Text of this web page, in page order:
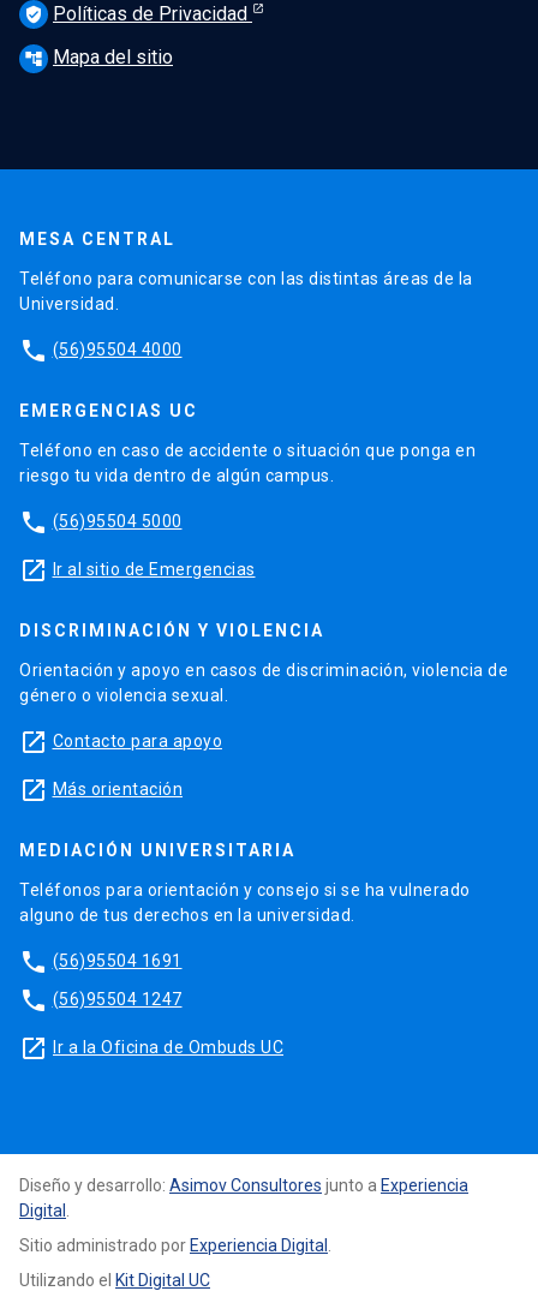
verified_user Políticas de Privacidad
account_tree Mapa del sitio
MESA CENTRAL
Teléfono para comunicarse con las distintas áreas de la
Universidad.
phone (56)95504 4000
EMERGENCIAS UC
Teléfono en caso de accidente o situación que ponga en
riesgo tu vida dentro de algún campus.
phone (56)95504 5000
launch Ir al sitio de Emergencias
DISCRIMINACIÓN Y VIOLENCIA
Orientación y apoyo en casos de discriminación, violencia de
género o violencia sexual.
launch Contacto para apoyo
launch Más orientación
MEDIACIÓN UNIVERSITARIA
Teléfonos para orientación y consejo si se ha vulnerado
alguno de tus derechos en la universidad.
phone (56)95504 1691
phone (56)95504 1247
launch Ir a la Oficina de Ombuds UC
Diseño y desarrollo: Asimov Consultores junto a Experiencia
Digital .
Sitio administrado por Experiencia Digital .
Utilizando el Kit Digital UC